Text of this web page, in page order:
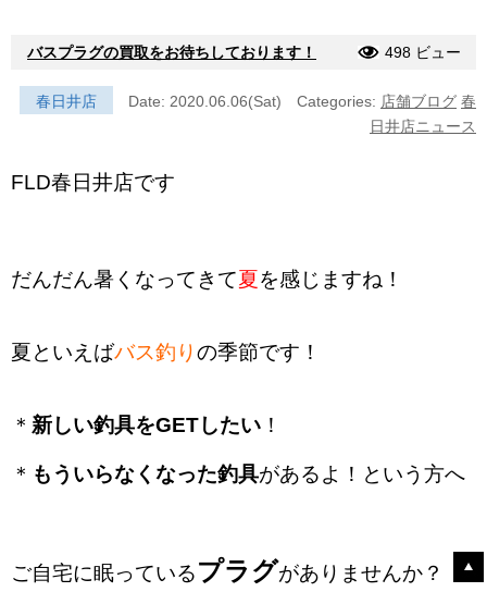
バスプラグの買取をお待ちしております！ 498 ビュー
春日井店 Date: 2020.06.06(Sat) Categories: 店舗ブログ 春
日井店ニュース
FLD春日井店です
だんだん暑くなってきて夏を感じますね！
夏といえばバス釣りの季節です！
＊ 新しい釣具をGETしたい ！
＊ もういらなくなった釣具があるよ！という方へ
ご自宅に眠っているプラグがありませんか？